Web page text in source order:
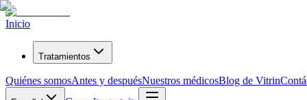
Inicio
Tratamientos
Quiénes somosAntes y despuésNuestros médicosBlog de Vitrin